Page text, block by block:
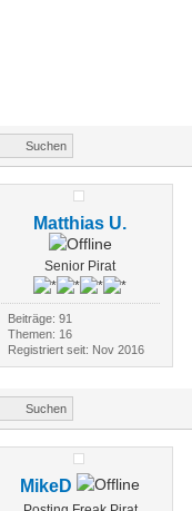
Suchen
Matthias U.
Senior Pirat
Beiträge: 91
Themen: 16
Registriert seit: Nov 2016
Suchen
MikeD